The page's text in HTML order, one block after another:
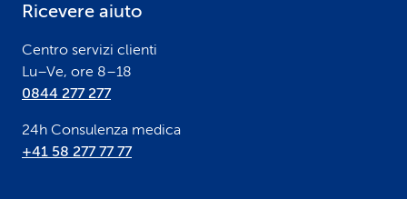
Ricevere aiuto
Centro servizi clienti
Lu–Ve, ore 8–18
0844 277 277
24h Consulenza medica
+41 58 277 77 77